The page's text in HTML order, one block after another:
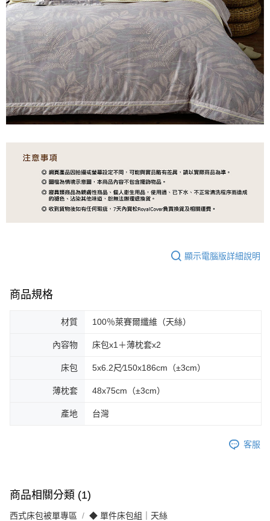
顯示電腦版詳細說明
商品規格
材質 100％萊賽爾纖維（天絲）
內容物 床包x1＋薄枕套x2
床包 5x6.2尺∕150x186cm（±3cm）
薄枕套 48x75cm（±3cm）
產地 台灣
客服
商品相關分類 (1)
西式床包被單專區 ◆ 單件床包組｜天絲